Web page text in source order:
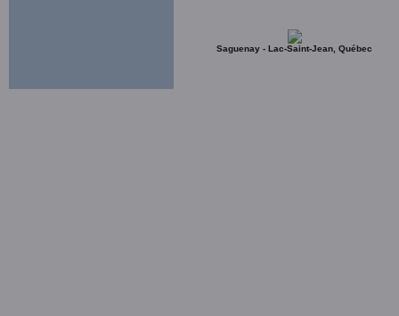
Saguenay - Lac-Saint-Jean, Québec